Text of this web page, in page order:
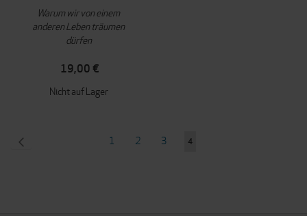
Warum wir von einem
anderen Leben träumen
dürfen
19,00 €
Nicht auf Lager
Seite
Seite
1 Seite
2 Seite
3
Sie
4